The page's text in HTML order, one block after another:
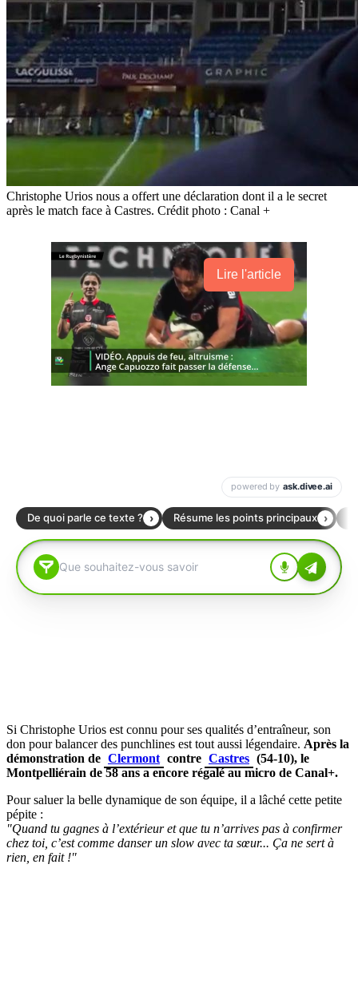
Christophe Urios nous a offert une déclaration dont il a le secret
après le match face à Castres. Crédit photo : Canal +
Lire l'article
Si Christophe Urios est connu pour ses qualités d’entraîneur, son
don pour balancer des punchlines est tout aussi légendaire. Après la
démonstration de Clermont contre Castres (54-10), le
Montpelliérain de 58 ans a encore régalé au micro de Canal+.
Pour saluer la belle dynamique de son équipe, il a lâché cette petite
pépite :
"Quand tu gagnes à l’extérieur et que tu n’arrives pas à confirmer
chez toi, c’est comme danser un slow avec ta sœur... Ça ne sert à
rien, en fait !"